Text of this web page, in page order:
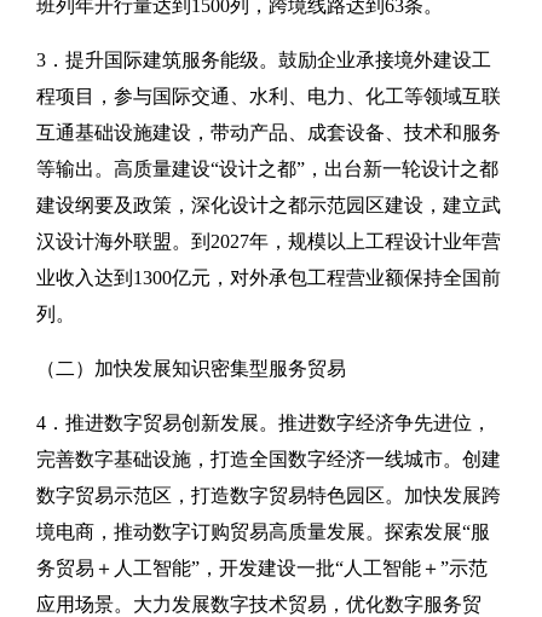
班列年开行量达到1500列，跨境线路达到63条。
3．提升国际建筑服务能级。鼓励企业承接境外建设工
程项目，参与国际交通、水利、电力、化工等领域互联
互通基础设施建设，带动产品、成套设备、技术和服务
等输出。高质量建设“设计之都”，出台新一轮设计之都
建设纲要及政策，深化设计之都示范园区建设，建立武
汉设计海外联盟。到2027年，规模以上工程设计业年营
业收入达到1300亿元，对外承包工程营业额保持全国前
列。
（二）加快发展知识密集型服务贸易
4．推进数字贸易创新发展。推进数字经济争先进位，
完善数字基础设施，打造全国数字经济一线城市。创建
数字贸易示范区，打造数字贸易特色园区。加快发展跨
境电商，推动数字订购贸易高质量发展。探索发展“服
务贸易＋人工智能”，开发建设一批“人工智能＋”示范
应用场景。大力发展数字技术贸易，优化数字服务贸